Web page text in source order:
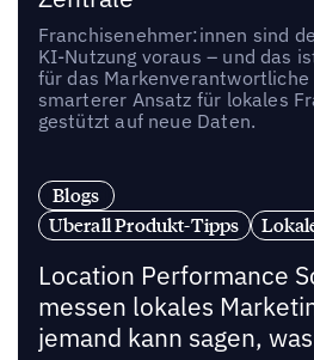
Franchisenehmer:innen sind
KI-Nutzung voraus – und das
für das Markenverantwortliche
smarterer Ansatz für lokales
gestützt auf neue Daten.
Blogs
Uberall Produkt-Tipps
Location Performance
messen lokales
jemand kann sagen,